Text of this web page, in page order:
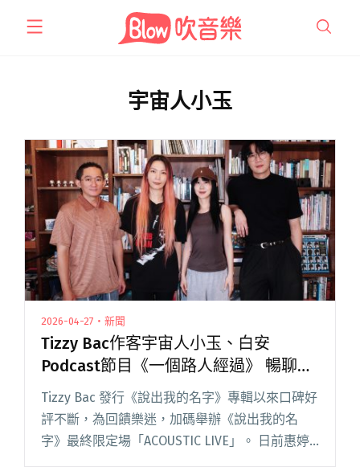
宇宙人小玉
2026-04-27・新聞
Tizzy Bac作客宇宙人小玉、白安
Podcast節目《一個路人經過》 暢聊成
團27年荒謬趣事
Tizzy Bac 發行《說出我的名字》專輯以來口碑好
評不斷，為回饋樂迷，加碼舉辦《說出我的名
字》最終限定場「ACOUSTIC LIVE」。 日前惠婷
與前源特地登上由宇宙人小玉與白安主持的